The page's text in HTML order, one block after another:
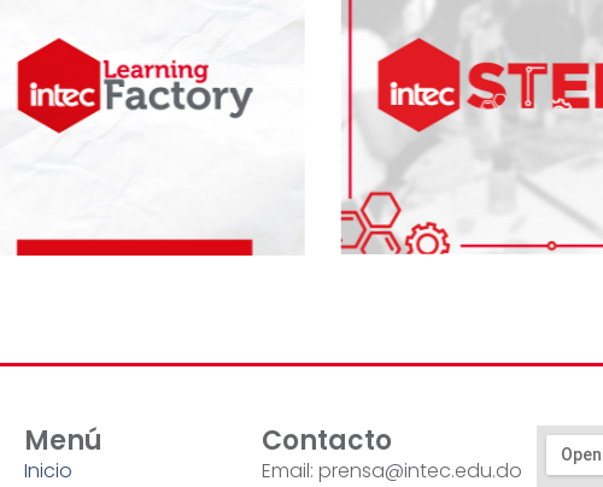
Menú
Inicio
Contacto
Email: prensa@intec.edu.do